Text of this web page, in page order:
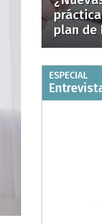
plan de
ESPECIAL